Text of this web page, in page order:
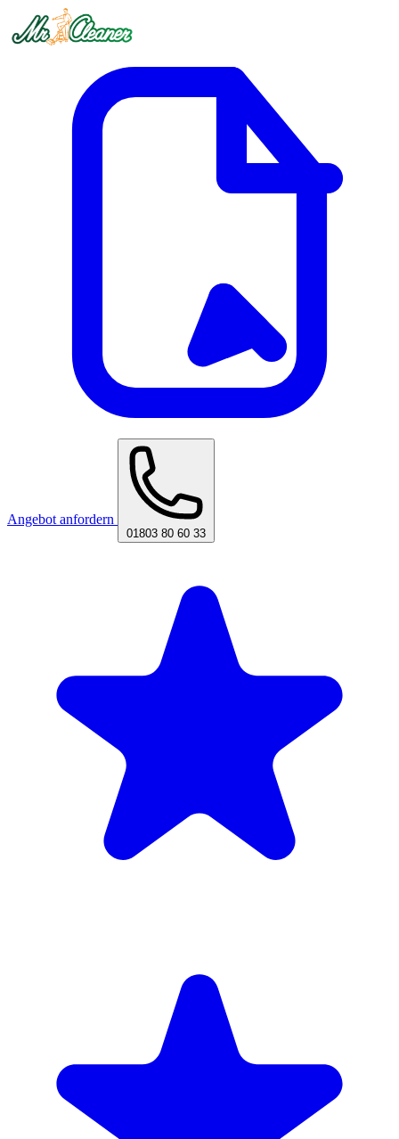
Angebot anfordern
01803 80 60 33